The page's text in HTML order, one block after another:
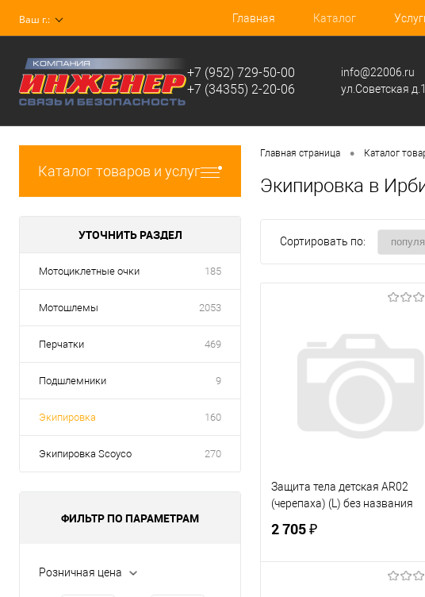
Ваш г.: Главная Каталог
+7 (952) 729-50-00
+7 (34355) 2-20-06
info@22006.ru
ул.Советская
Каталог товаров и услуг
УТОЧНИТЬ РАЗДЕЛ
Мотоциклетные очки 185
Мотошлемы 2053
Перчатки 469
Подшлемники 9
Экипировка 160
Экипировка Scoyco 270
ФИЛЬТР ПО ПАРАМЕТРАМ
Розничная цена
Главная страница • Каталог
Экипировка в
Сортировать по:
Защита тела детская AR02
(черепаха) (L) без названия
2 705 ₽